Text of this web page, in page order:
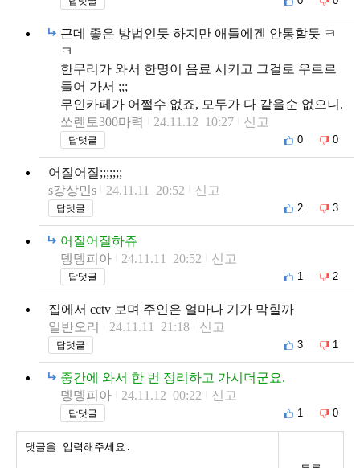
근데 좋은 방법인듯 하지만 애들에겐 안통할듯 ㅋ
ㅋ
한무리가 와서 한명이 음료 시키고 그걸로 우르르
들어 가서 ;;;
무인카페가 어쩔수 없죠, 모두가 다 같을순 없으니.
쏘렌토300마력
24.11.12 10:27 신고
답댓글 0 0
어질어질;;;;;;;
s강상민s
24.11.11 20:52 신고
답댓글 2 3
어질어질하쥬
뎅뎅피아
24.11.11 20:52 신고
답댓글 1 2
집에서 cctv 보며 주인은 얼마나 기가 막힐까
일반오리
24.11.11 21:18 신고
답댓글 3 1
중간에 와서 한 번 정리하고 가시더군요.
뎅뎅피아
24.11.12 00:22 신고
답댓글 1 0